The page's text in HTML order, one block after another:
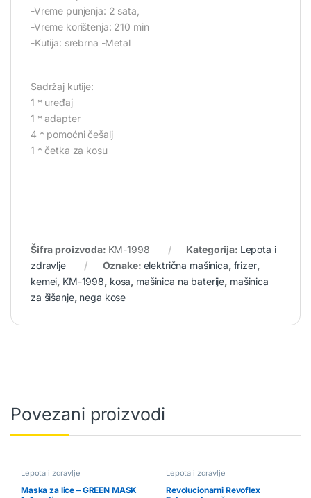
-Vreme punjenja: 2 sata,
-Vreme korištenja: 210 min
-Kutija: srebrna -Metal
Sadržaj kutije:
1 * uređaj
1 * adapter
4 * pomoćni češalj
1 * četka za kosu
Šifra proizvoda: KM-1998 Kategorija: Lepota i
zdravlje
Oznake: električna mašinica, frizer,
kemei, KM-1998, kosa, mašinica na baterije, mašinica
za šišanje, nega kose
Povezani proizvodi
Lepota i zdravlje
Maska za lice – GREEN MASK
Lepota i zdravlje
Revolucionarni Revoflex